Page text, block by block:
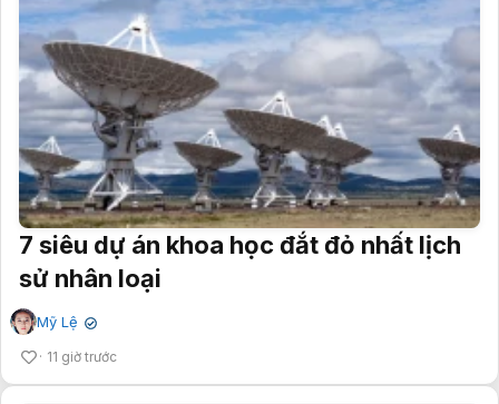
7 siêu dự án khoa học đắt đỏ nhất lịch
sử nhân loại
Mỹ Lệ ✔
11 giờ trước